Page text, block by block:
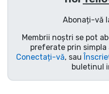
Abonați-vă
Membrii noștri se pot
preferate prin simpla
Conectați-vă, sau
buletinul
Mărci